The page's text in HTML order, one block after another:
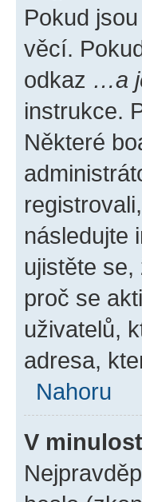
Pokud
věcí.
odkaz …a
instrukce.
Některé
následujte
ujistěte
proč se
uživatelů,
adresa,
Nahoru
V